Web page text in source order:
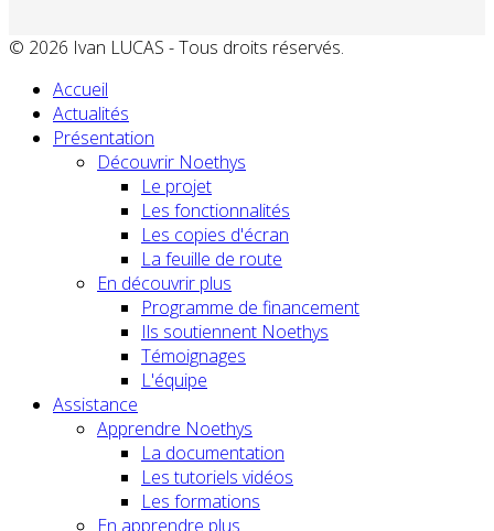
© 2026 Ivan LUCAS - Tous droits réservés.
Accueil
Actualités
Présentation
Découvrir Noethys
Le projet
Les fonctionnalités
Les copies d'écran
La feuille de route
En découvrir plus
Programme de financement
Ils soutiennent Noethys
Témoignages
L'équipe
Assistance
Apprendre Noethys
La documentation
Les tutoriels vidéos
Les formations
En apprendre plus